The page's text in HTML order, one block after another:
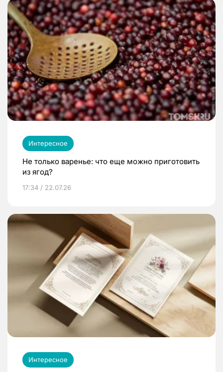
Интересное
Не только варенье: что еще можно приготовить
из ягод?
17:34 / 22.07.26
Интересное